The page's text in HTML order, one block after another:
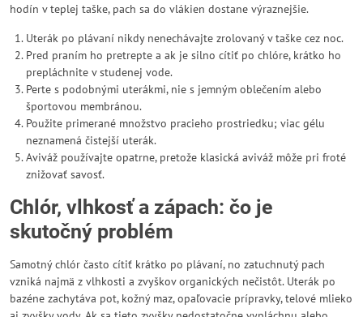
hodín v teplej taške, pach sa do vlákien dostane výraznejšie.
Uterák po plávaní nikdy nenechávajte zrolovaný v taške cez noc.
Pred praním ho pretrepte a ak je silno cítiť po chlóre, krátko ho
prepláchnite v studenej vode.
Perte s podobnými uterákmi, nie s jemným oblečením alebo
športovou membránou.
Použite primerané množstvo pracieho prostriedku; viac gélu
neznamená čistejší uterák.
Aviváž používajte opatrne, pretože klasická aviváž môže pri froté
znižovať savosť.
Chlór, vlhkosť a zápach: čo je
skutočný problém
Samotný chlór často cítiť krátko po plávaní, no zatuchnutý pach
vzniká najmä z vlhkosti a zvyškov organických nečistôt. Uterák po
bazéne zachytáva pot, kožný maz, opaľovacie prípravky, telové mlieko